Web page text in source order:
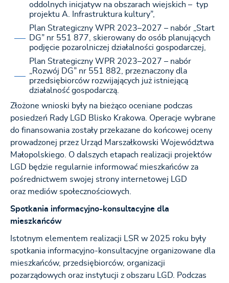
oddolnych inicjatyw na obszarach wiejskich – typ
projektu A. Infrastruktura kultury”,
Plan Strategiczny WPR 2023–2027 – nabór „Start
DG” nr 551 877, skierowany do osób planujących
podjęcie pozarolniczej działalności gospodarczej,
Plan Strategiczny WPR 2023–2027 – nabór
„Rozwój DG” nr 551 882, przeznaczony dla
przedsiębiorców rozwijających już istniejącą
działalność gospodarczą.
Złożone wnioski były na bieżąco oceniane podczas
posiedzeń Rady LGD Blisko Krakowa. Operacje wybrane
do finansowania zostały przekazane do końcowej oceny
prowadzonej przez Urząd Marszałkowski Województwa
Małopolskiego. O dalszych etapach realizacji projektów
LGD będzie regularnie informować mieszkańców za
pośrednictwem swojej strony internetowej LGD
oraz mediów społecznościowych.
Spotkania informacyjno-konsultacyjne dla
mieszkańców
Istotnym elementem realizacji LSR w 2025 roku były
spotkania informacyjno-konsultacyjne organizowane dla
mieszkańców, przedsiębiorców, organizacji
pozarządowych oraz instytucji z obszaru LGD. Podczas